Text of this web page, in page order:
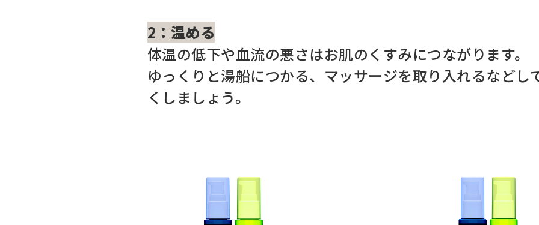
2：温める
体温の低下や血流の悪さはお肌のくすみにつながります。
ゆっくりと湯船につかる、マッサージを取り入れるなどし
くしましょう。